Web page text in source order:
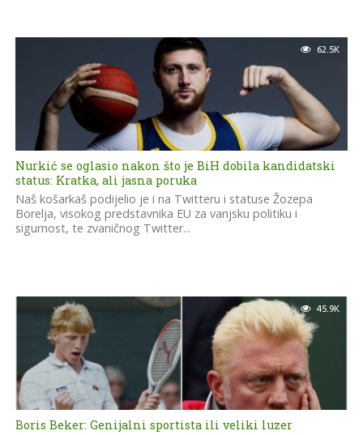
62.5K
Nurkić se oglasio nakon što je BiH dobila kandidatski
status: Kratka, ali jasna poruka
Naš košarkaš podijelio je i na Twitteru i statuse Žozepa
Borelja, visokog predstavnika EU za vanjsku politiku i
sigurnost, te zvaničnog Twitter...
45.9K
Boris Beker: Genijalni sportista ili veliki luzer